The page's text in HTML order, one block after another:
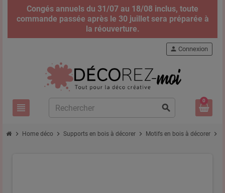
Congés annuels du 31/07 au 18/08 inclus, toute
commande passée après le 30 juillet sera préparée à
la réouverture.
view_headline search
person Connexion
0
chevron_right Home déco chevron_right Supports en bois à décorer chevron_right Motifs en bois à décorer chevron_right